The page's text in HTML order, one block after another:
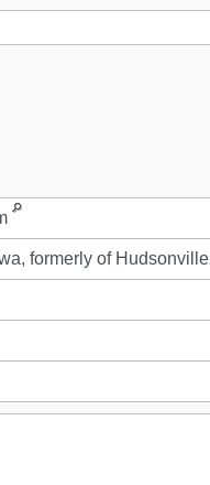
formerly of Hudsonville